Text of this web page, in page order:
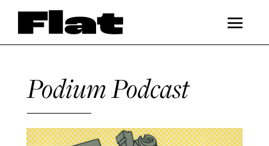
Podium Podcast